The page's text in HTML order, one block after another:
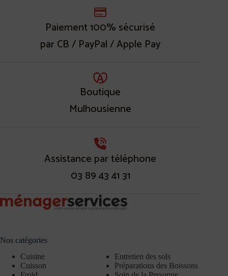
Paiement 100% sécurisé
par CB / PayPal / Apple Pay
Boutique
Mulhousienne
Assistance par téléphone
03 89 43 41 31
Nos catégories
Cuisine
Cuisson
Entretien des sols
Préparations des Boissons